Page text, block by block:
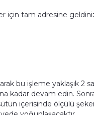
için tam adresine
bu işleme yaklaşık 2
kadar devam edin.
içerisinde ölçülü